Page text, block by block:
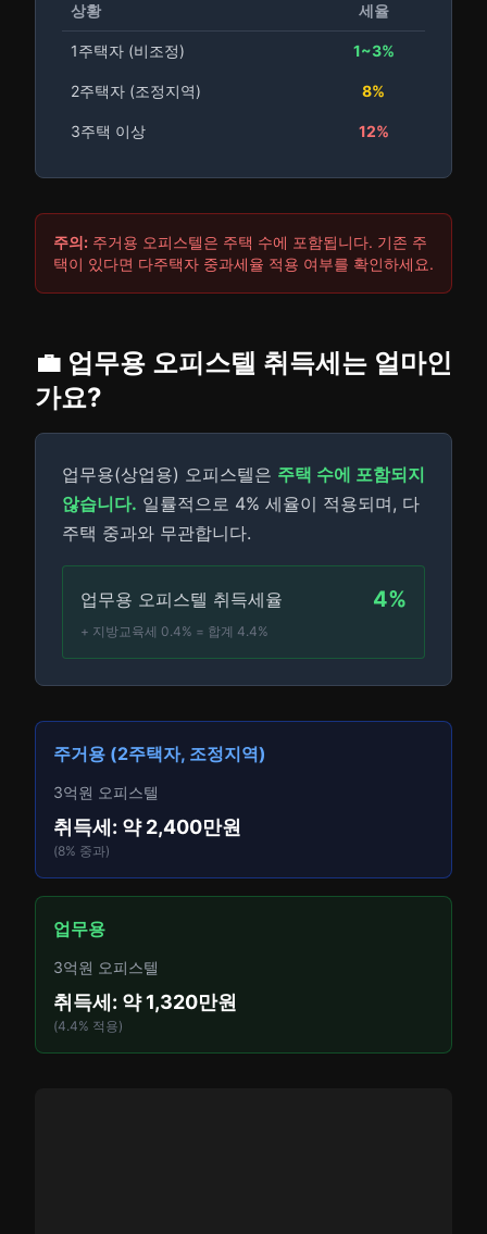
상황 세율
1주택자 (비조정) 1~3%
2주택자 (조정지역) 8%
3주택 이상 12%
주의: 주거용 오피스텔은 주택 수에 포함됩니다. 기존 주
택이 있다면 다주택자 중과세율 적용 여부를 확인하세요.
💼 업무용 오피스텔 취득세는 얼마인
가요?
업무용(상업용) 오피스텔은 주택 수에 포함되지
않습니다. 일률적으로 4% 세율이 적용되며, 다
주택 중과와 무관합니다.
업무용 오피스텔 취득세율 4%
+ 지방교육세 0.4% = 합계 4.4%
주거용 (2주택자, 조정지역)
3억원 오피스텔
취득세: 약 2,400만원
(8% 중과)
업무용
3억원 오피스텔
취득세: 약 1,320만원
(4.4% 적용)